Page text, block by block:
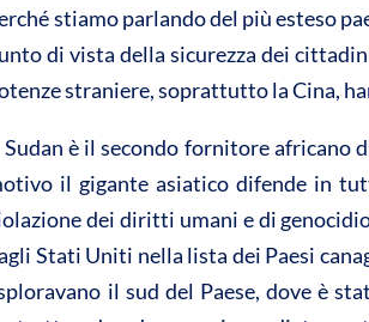
stiamo parlando del più esteso
di vista della sicurezza dei
straniere, soprattutto la Cina,
è il secondo fornitore africano
il gigante asiatico difende in
dei diritti umani e di
Stati Uniti nella lista dei Paesi
il sud del Paese, dove è